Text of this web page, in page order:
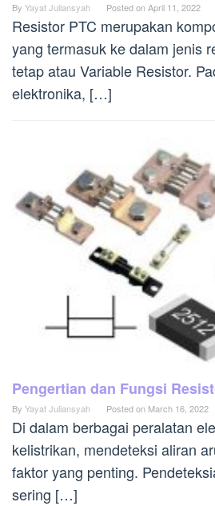
By Yayat Juliansyah Posted onApril 11, 2022
Resistor PTC merupakan
yang termasuk ke dalam jenis
tetap atau Variable Resistor.
elektronika, […]
Pengertian dan Fungsi
By Yayat Juliansyah Posted on March 16, 2022
Di dalam berbagai peralatan
kelistrikan, mendeteksi aliran
faktor yang penting.
sering […]